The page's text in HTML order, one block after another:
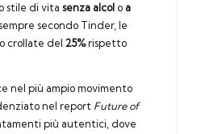
stile di vita senza alcol o a
secondo Tinder, le
crollate del 25%rispetto
nel più ampio movimento
nel report Future of
più autentici, dove